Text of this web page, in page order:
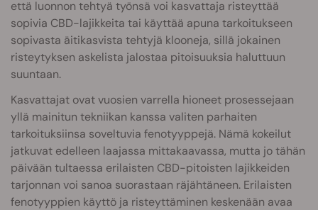
että luonnon tehtyä työnsä voi kasvattaja risteyttää
sopivia CBD-lajikkeita tai käyttää apuna tarkoitukseen
sopivasta äitikasvista tehtyjä klooneja, sillä jokainen
risteytyksen askelista jalostaa pitoisuuksia haluttuun
suuntaan.
Kasvattajat ovat vuosien varrella hioneet prosessejaan
yllä mainitun tekniikan kanssa valiten parhaiten
tarkoituksiinsa soveltuvia fenotyyppejä. Nämä kokeilut
jatkuvat edelleen laajassa mittakaavassa, mutta jo tähän
päivään tultaessa erilaisten CBD-pitoisten lajikkeiden
tarjonnan voi sanoa suorastaan räjähtäneen. Erilaisten
fenotyyppien käyttö ja risteyttäminen keskenään avaa